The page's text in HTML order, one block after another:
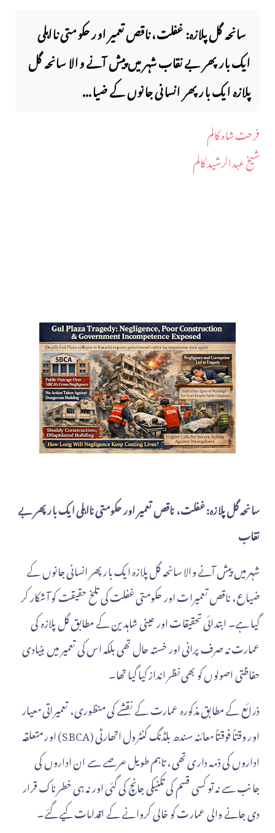
سانحہ گل پلازہ: غفلت، ناقص تعمیر اور حکومتی نااہلی
ایک بار پھر بے نقاب شہر میں پیش آنے والا سانحہ گل
پلازہ ایک بار پھر انسانی جانوں کے ضیا...
فرحت شاہ کالم
شیخ عبدالرشید کالم
سانحہ گل پلازہ: غفلت، ناقص تعمیر اور حکومتی نااہلی ایک بار پھر بے
نقاب
شہر میں پیش آنے والا سانحہ گل پلازہ ایک بار پھر انسانی جانوں کے
ضیاع، ناقص تعمیرات اور حکومتی غفلت کی تلخ حقیقت کو آشکار کر
گیا ہے۔ ابتدائی تحقیقات اور عینی شاہدین کے مطابق گل پلازہ کی
عمارت نہ صرف پرانی اور خستہ حال تھی بلکہ اس کی تعمیر میں بنیادی
حفاظتی اصولوں کو بھی نظر انداز کیا گیا تھا۔
ذرائع کے مطابق مذکورہ عمارت کے نقشے کی منظوری، تعمیراتی معیار
اور وقتاً فوقتاً معائنہ سندھ بلڈنگ کنٹرول اتھارٹی (SBCA) اور متعلقہ
اداروں کی ذمہ داری تھی، تاہم طویل عرصے سے ان اداروں کی
جانب سے نہ تو کسی قسم کی تکنیکی جانچ کی گئی اور نہ ہی خطرناک قرار
دی جانے والی عمارت کو خالی کروانے کے اقدامات کیے گئے۔